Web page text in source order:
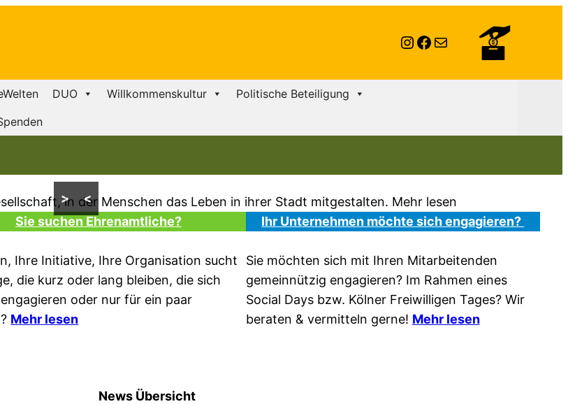
Instagram
Facebook
E-Mail
DUO Willkommenskultur
Politische Beteiligung
<
>in der Menschen das Leben in ihrer Stadt mitgestalten. Mehr lesen
Sie suchen Ehrenamtliche?
Ihre Initiative, Ihre Organisation sucht
die kurz oder lang bleiben, die sich
oder nur für ein paar
Mehr lesen
Ihr Unternehmen möchte sich engagieren?
Sie möchten sich mit Ihren Mitarbeitenden
gemeinnützig engagieren? Im Rahmen eines
Social Days bzw. Kölner Freiwilligen Tages? Wir
beraten & vermitteln gerne! Mehr lesen
News Übersicht